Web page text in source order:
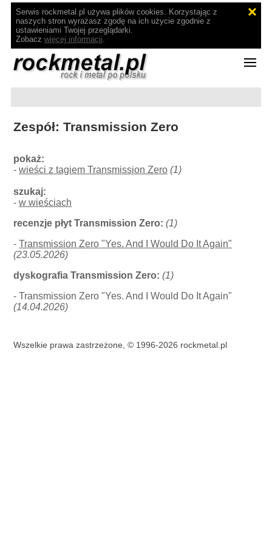
Serwis rockmetal.pl używa plików cookies. Korzystając z
naszych stron wyrażasz zgodę na ich użycie zgodnie z
ustawieniami Twojej przeglądarki.
Zobacz więcej informacji.
Zespół: Transmission Zero
pokaż:
-wieści z tagiem Transmission Zero (1)
szukaj:
-w wieściach
recenzje płyt Transmission Zero: (1)
-Transmission Zero "Yes. And I Would Do It Again"
(23.05.2026)
dyskografia Transmission Zero: (1)
- Transmission Zero "Yes. And I Would Do It Again"
(14.04.2026)
Wszelkie prawa zastrzeżone, © 1996-2026 rockmetal.pl